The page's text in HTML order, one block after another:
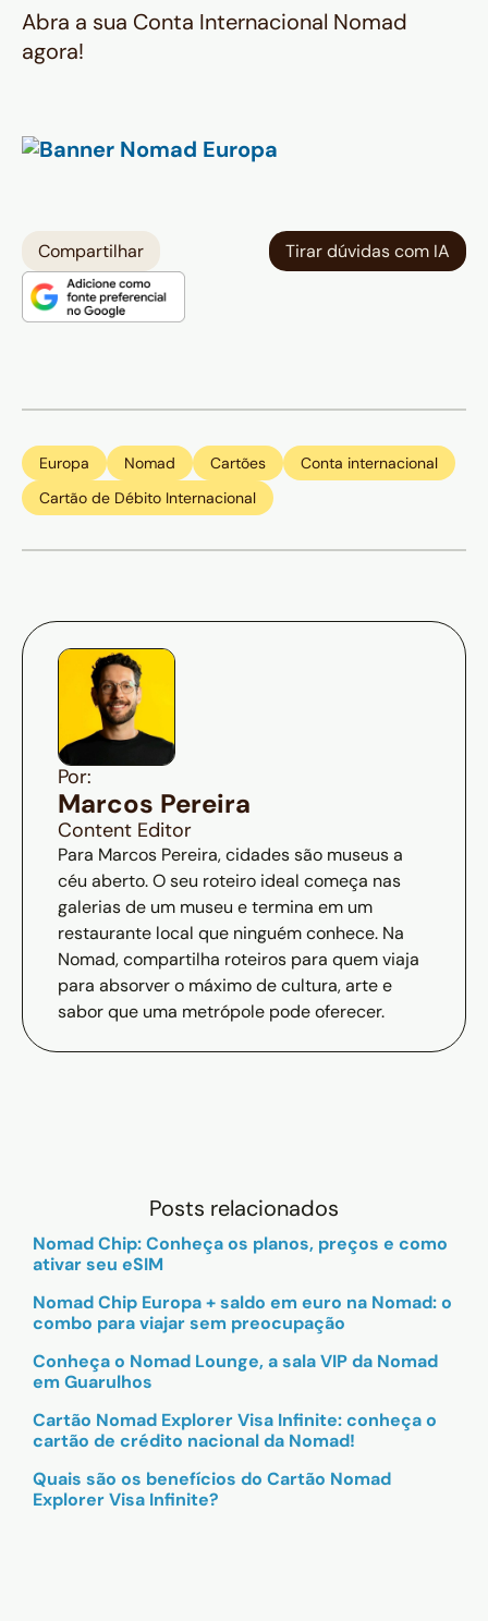
Abra a sua Conta Internacional Nomad
agora!
Compartilhar Tirar dúvidas com IA
Europa Nomad Cartões
Conta internacional
Cartão de Débito Internacional
Por:
Marcos Pereira
Content Editor
Para Marcos Pereira, cidades são museus a
céu aberto. O seu roteiro ideal começa nas
galerias de um museu e termina em um
restaurante local que ninguém conhece. Na
Nomad, compartilha roteiros para quem viaja
para absorver o máximo de cultura, arte e
sabor que uma metrópole pode oferecer.
Posts relacionados
Nomad Chip: Conheça os planos, preços e como
ativar seu eSIM
Nomad Chip Europa + saldo em euro na Nomad: o
combo para viajar sem preocupação
Conheça o Nomad Lounge, a sala VIP da Nomad
em Guarulhos
Cartão Nomad Explorer Visa Infinite: conheça o
cartão de crédito nacional da Nomad!
Quais são os benefícios do Cartão Nomad
Explorer Visa Infinite?